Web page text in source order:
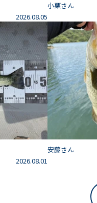
2026.08.05
小栗さん
2026.08.01
安藤さん